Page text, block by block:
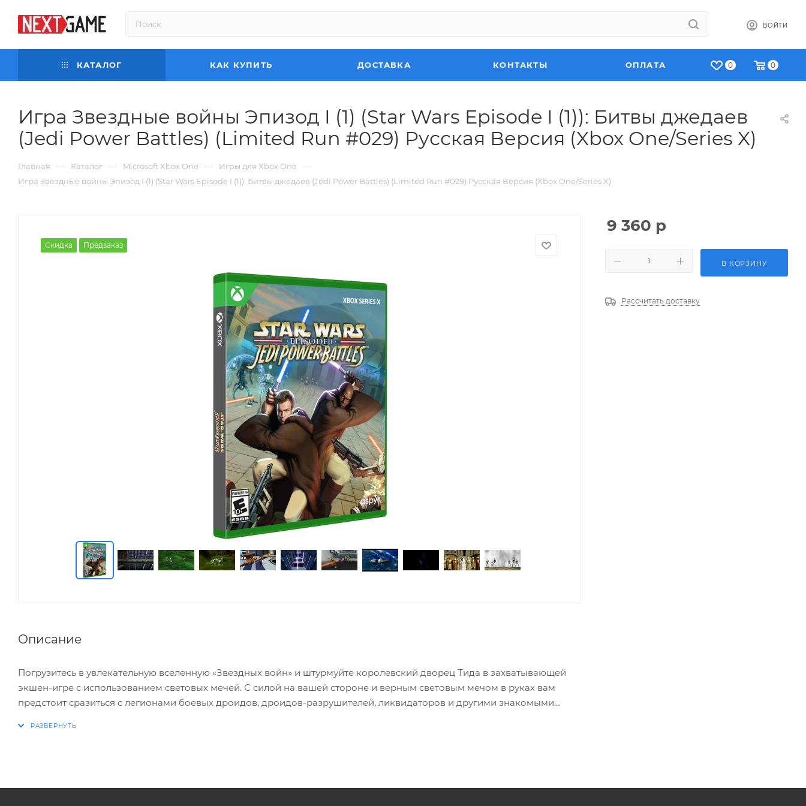
ВОЙТИ
0 0
КАТАЛОГ КАК КУПИТЬ ДОСТАВКА КОНТАКТЫ ОПЛАТА
Игра Звездные войны Эпизод I (1) (Star Wars Episode I (1)): Битвы джедаев
(Jedi Power Battles) (Limited Run #029) Русская Версия (Xbox One/Series X)
Главная — Каталог — Microsoft Xbox One — Игры для Xbox One —
Игра Звездные войны Эпизод I (1) (Star Wars Episode I (1)): Битвы джедаев (Jedi Power Battles) (Limited Run #029) Русская Версия (Xbox One/Series X)
Скидка Предзаказ
Описание
Погрузитесь в увлекательную вселенную «Звездных войн» и штурмуйте королевский дворец Тида в захватывающей
экшен-игре с использованием световых мечей. С силой на вашей стороне и верным световым мечом в руках вам
предстоит сразиться с легионами боевых дроидов, дроидов-разрушителей, ликвидаторов и другими знакомыми
9 360 р
В КОРЗИНУ
Рассчитать доставку